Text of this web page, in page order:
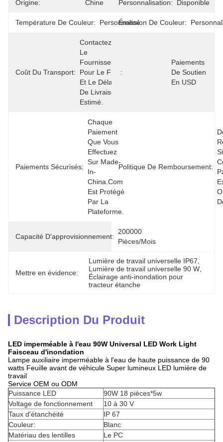
Origine: Chine Personnalisation: Disponible
Température De Couleur: Personnalisé
Émission De Couleur:
Coût Du Transport:
Contactez
Le
Fournisseur
Pour Le Fret
Et Le Délai
De Livraison
Estimé.
:
Paiements
De Soutien
En USD
Paiements Sécurisés:
Chaque
Paiement
Que Vous
Effectuez
Sur Made-
In-
China.com
Est Protégé
Par La
Plateforme.
Politique De Remboursement:
Capacité D'approvisionnement:
200000
Pièces/mois
Mettre en évidence:
Lumière de travail universelle IP67
Lumière de travail universelle 90 W
Éclairage anti-inondation pour
tracteur étanche
Description Du Produit
LED imperméable à l'eau 90W Universal LED Work Light
Faisceau d'inondation
Lampe auxiliaire imperméable à l'eau de haute puissance de 90
watts Feuille avant de véhicule Super lumineux LED lumière de
travail
Service OEM ou ODM
Puissance LED
90W 18 pièces*5w
Voltage de fonctionnement
10 à 30 V
Taux d'étanchéité
IP 67
Couleur:
Blanc
Matériau des lentilles
Le PC